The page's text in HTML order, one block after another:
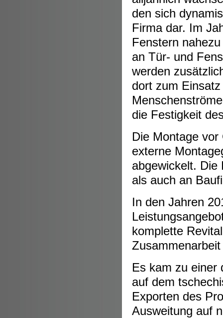
den sich
Firma dar. Im
Fenstern
an Tür- und
werden
dort zum
die Festigkeit
Die Montage
externe
abgewickelt. Die
als auch an
In den Jahren
komplette
Es kam zu einer
auf dem
Exporten des
Ausweitung auf